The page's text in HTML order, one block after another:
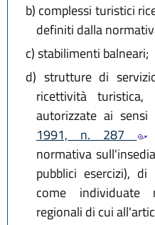
b) complessi turistici
definiti dalla
c)stabilimenti balneari;
d) strutture di
ricettività
autorizzate ai sensi
1991, n. 287
normativa
pubblici esercizi),
come individuate
regionali di cui